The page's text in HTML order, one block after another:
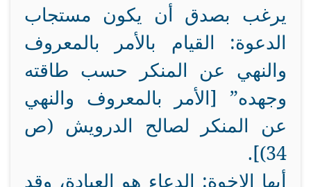
يرغب بصدق أن يكون مستجاب
الدعوة: القيام بالأمر بالمعروف
والنهي عن المنكر حسب طاقته
وجهده” [الأمر بالمعروف والنهي
عن المنكر لصالح الدرويش (ص
34)].
أيها الإخوة: الدعاء هو العبادة، وقد